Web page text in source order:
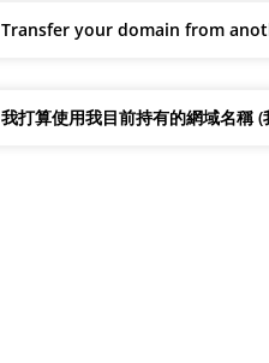
Transfer your domain from
我打算使用我目前持有的網域名稱